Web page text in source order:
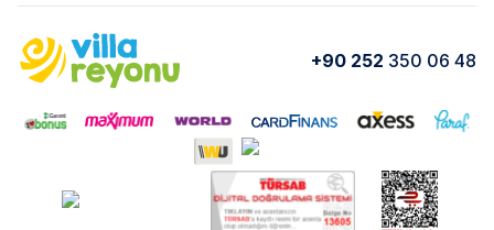
Kurumsal Blog
Yorumlar Nasıl Kiralarım
VİLLA OLENNA 1 VİLLA MERT
VILLA ADRIMA 1
VİLLA TİAMO VİLLA ZEYTİN DALI
+90 252 350 06 48